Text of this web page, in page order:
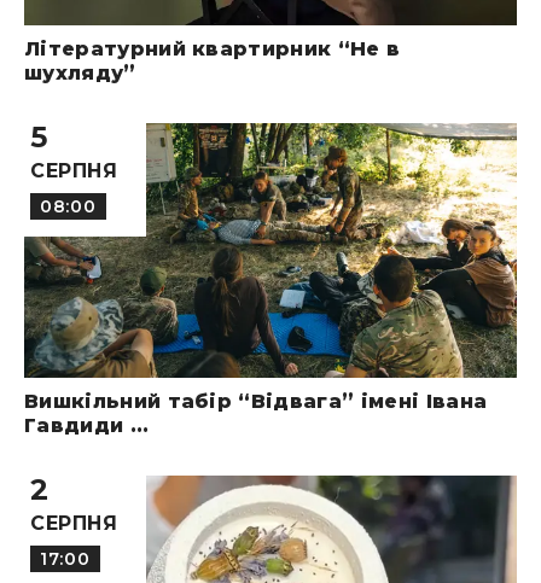
Літературний квартирник “Не в
шухляду”
5
СЕРПНЯ
08:00
Вишкільний табір “Відвага” імені Івана
Гавдиди ...
2
СЕРПНЯ
17:00